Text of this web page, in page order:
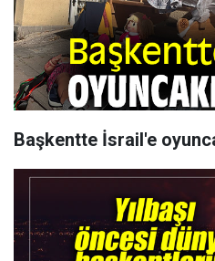
Başkentte İsrail'e